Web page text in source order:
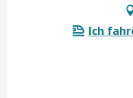
Ich